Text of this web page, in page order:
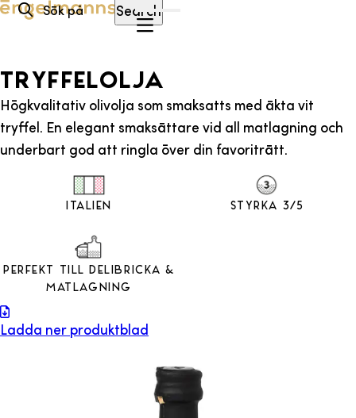
Hoppa till innehållSearch
TRYFFELOLJA
Högkvalitativ olivolja som smaksatts med äkta vit
tryffel. En elegant smaksättare vid all matlagning och
underbart god att ringla över din favoriträtt.
Italien Styrka 3/5
Perfekt till Delibricka &
Matlagning
Ladda ner produktblad